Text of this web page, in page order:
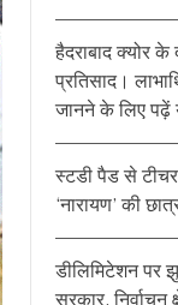
हैदराबाद क्योर के
प्रतिसाद।
जानने के लिए पढ़ें
स्टडी पैड से
‘नारायण’ की
डीलिमिटेशन पर
सरकार,